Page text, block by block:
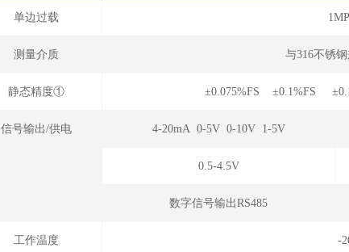
单边过载
测量介质 与316不锈
静态精度① ±0.075%FS ±0.1%FS
信号输出/供电 4-20mA 0-5V 0-10V 1-5V
0.5-4.5V
数字信号输出RS485
工作温度 -